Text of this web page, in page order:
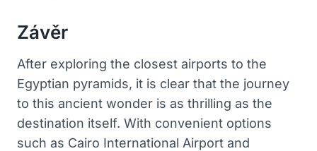
Závěr
After exploring‍ the ‍closest airports to the
Egyptian⁢ pyramids, it is clear ⁤that the journey​
to this ancient wonder is​ as thrilling as the
destination itself.‌ With convenient options
such as⁣ Cairo International Airport and⁢